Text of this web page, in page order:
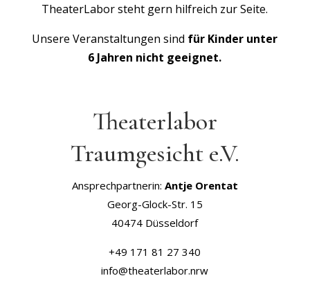
TheaterLabor steht gern hilfreich zur Seite.
Unsere Veranstaltungen sind für Kinder unter
6 Jahren nicht geeignet.
Theaterlabor
Traumgesicht e.V.
Ansprechpartnerin: Antje Orentat
Georg-Glock-Str. 15
40474 Düsseldorf
+49 171 81 27 340
info@theaterlabor.nrw